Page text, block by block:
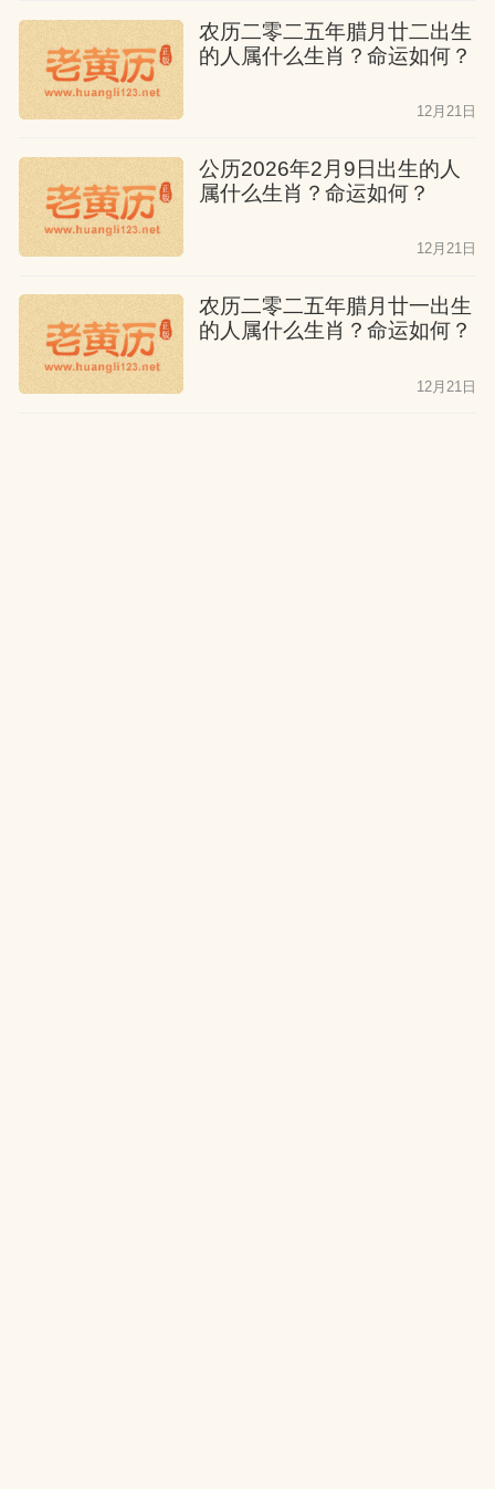
农历二零二五年腊月廿二出生
的人属什么生肖？命运如何？
12月21日
公历2026年2月9日出生的人
属什么生肖？命运如何？
12月21日
农历二零二五年腊月廿一出生
的人属什么生肖？命运如何？
12月21日